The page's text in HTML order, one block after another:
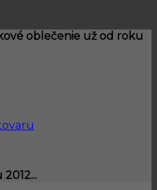
oblečenie už od roku